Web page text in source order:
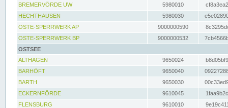
BREMERVÖRDE UW
5980010
HECHTHAUSEN
5980030
OSTE-SPERRWERK AP
9000000590
OSTE-SPERRWERK BP
9000000532
OSTSEE
ALTHAGEN
9650024
BARHÖFT
9650040
BARTH
9650030
ECKERNFÖRDE
9610045
FLENSBURG
9610010